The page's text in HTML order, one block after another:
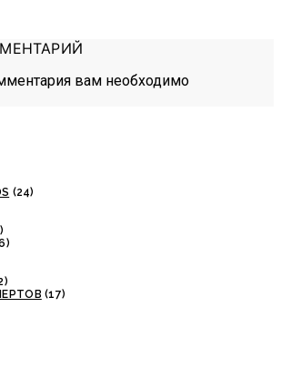
вам необходимо
(24)
(17)